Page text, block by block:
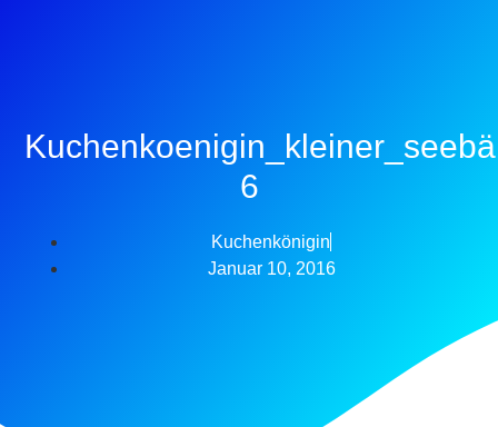
6
Kuchenkönigin
Januar 10, 2016